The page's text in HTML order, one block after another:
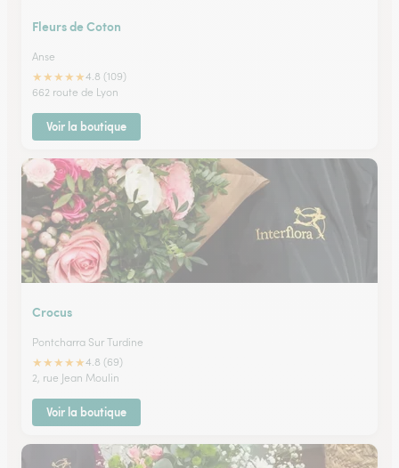
Fleurs de Coton
Anse
★★★★★4.8 (109)
662 route de Lyon
Voir la boutique
Crocus
Pontcharra Sur Turdine
★★★★★4.8 (69)
2, rue Jean Moulin
Voir la boutique